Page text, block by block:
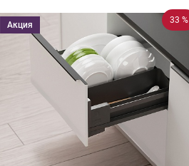
33 %
Акция